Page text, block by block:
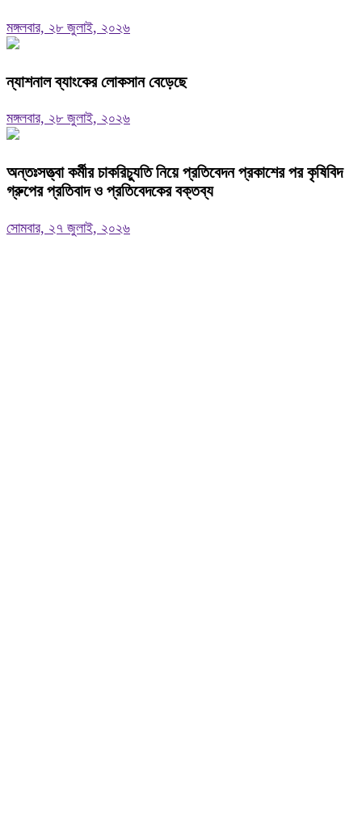
মঙ্গলবার, ২৮ জুলাই, ২০২৬
ন্যাশনাল ব্যাংকের লোকসান বেড়েছে
মঙ্গলবার, ২৮ জুলাই, ২০২৬
অন্তঃসত্ত্বা কর্মীর চাকরিচ্যুতি নিয়ে প্রতিবেদন প্রকাশের পর কৃষিবিদ
গ্রুপের প্রতিবাদ ও প্রতিবেদকের বক্তব্য
সোমবার, ২৭ জুলাই, ২০২৬